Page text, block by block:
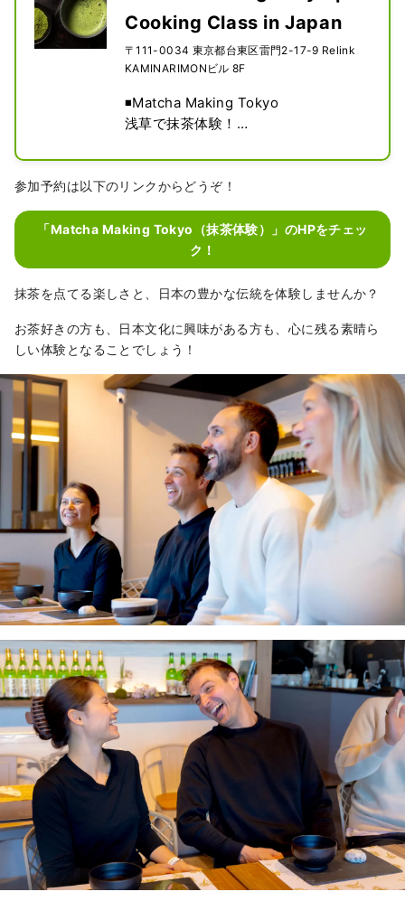
Cooking Class in Japan
〒111-0034 東京都台東区雷門2-17-9 Relink
KAMINARIMONビル 8F
◾️Matcha Making Tokyo
浅草で抹茶体験！
の点て方と和菓子の楽しみ方を学べま
す。
日本文化を体感できる人気の体験。東
京観光中に特別な思い出を作りたい方
におすすめ。
◾️受賞歴
スアワード ベスト・オブ・ザ・ベス
ト」受賞
・世界のグルメ部門：11位
・アジア全体：25位
・日本のクッキングクラス：1位
また世界の主要OTAの全てにおいて日
本の「料理体験部門」にて1位を獲得
いたしました。
参加予約は以下のリンクからどうぞ！
「Matcha Making Tokyo（抹茶体験）」のHPをチェッ
ク！
抹茶を点てる楽しさと、日本の豊かな伝統を体験しませんか？
お茶好きの方も、日本文化に興味がある方も、心に残る素晴ら
しい体験となることでしょう！